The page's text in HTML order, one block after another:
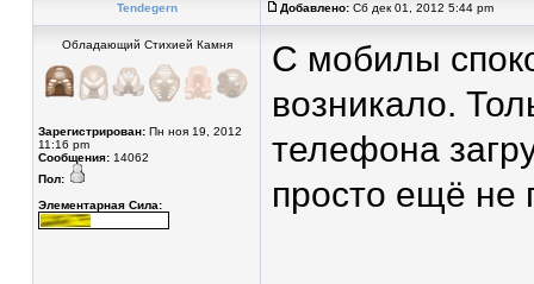
Tendegern Добавлено: Сб дек 01, 2012 5:44 pm
Обладающий Стихией Камня
Зарегистрирован: Пн ноя 19, 2012
11:16 pm
Сообщения: 14062
Пол:
Элементарная Сила:
С мобилы
возникало.
телефона
просто ещё не